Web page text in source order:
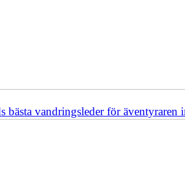
bästa vandringsleder för äventyraren